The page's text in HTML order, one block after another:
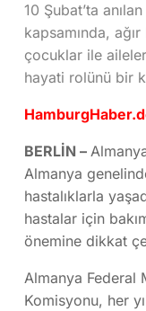
10 Şubat’ta
kapsamında,
çocuklar ile
hayati rolünü bir
BERLİN –
Almanya
hastalıklarla
hastalar için
önemine dikkat
Almanya Federal
Komisyonu, her